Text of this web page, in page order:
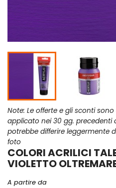
Note: Le offerte e gli sconti
applicato nei 30 gg. precedenti
potrebbe differire leggermente
foto
COLORI ACRILICI
VIOLETTO
A partire da